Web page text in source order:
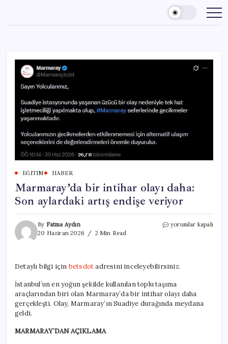
content
EĞITIM HABER
Marmaray’da bir intihar olayı daha:
Son aylardaki artış endişe veriyor
By Fatma Aydın
20 Haziran 2026
2 Min Read
Marmaray’da
Son
artış
endişe
veriyor
yorumlar kapalı
Detaylı bilgi için betsdotadresini inceleyebilirsiniz.
İstanbul’un en yoğun şekilde kullanılan toplu taşıma
araçlarından biri olan Marmaray’da bir intihar olayı daha
gerçekleşti. Olay, Marmaray’ın Suadiye durağında meydana
geldi.
MARMARAY’DAN AÇIKLAMA